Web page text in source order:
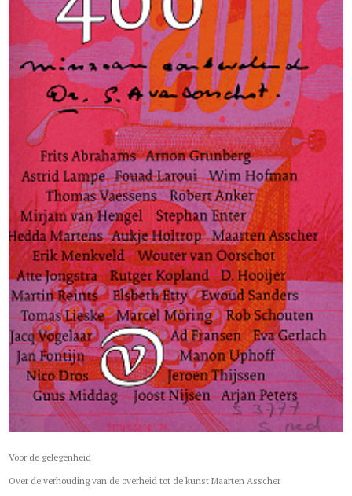
Voor de gelegenheid
Over de verhouding van de overheid tot de kunst Maarten Asscher